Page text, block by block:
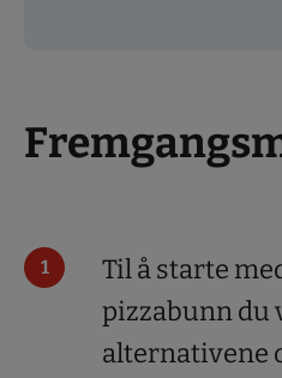
Til å starte
pizzabunn du
alternativene